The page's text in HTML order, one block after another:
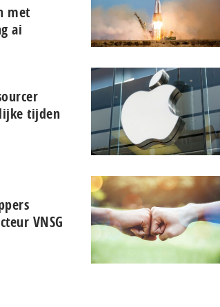
met
ai
tijden
VNSG
pagina